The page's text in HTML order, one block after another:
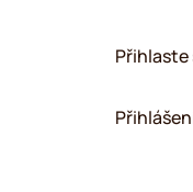
Přihlaste